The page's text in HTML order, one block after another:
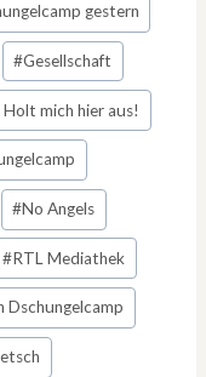
gestern
#Gesellschaft
mich hier aus!
#No Angels
#RTL Mediathek
Dschungelcamp